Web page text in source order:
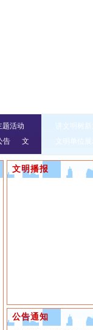
题活动
告
文
明行动
讲文明树新
文明单位展
文明播报
公告通知